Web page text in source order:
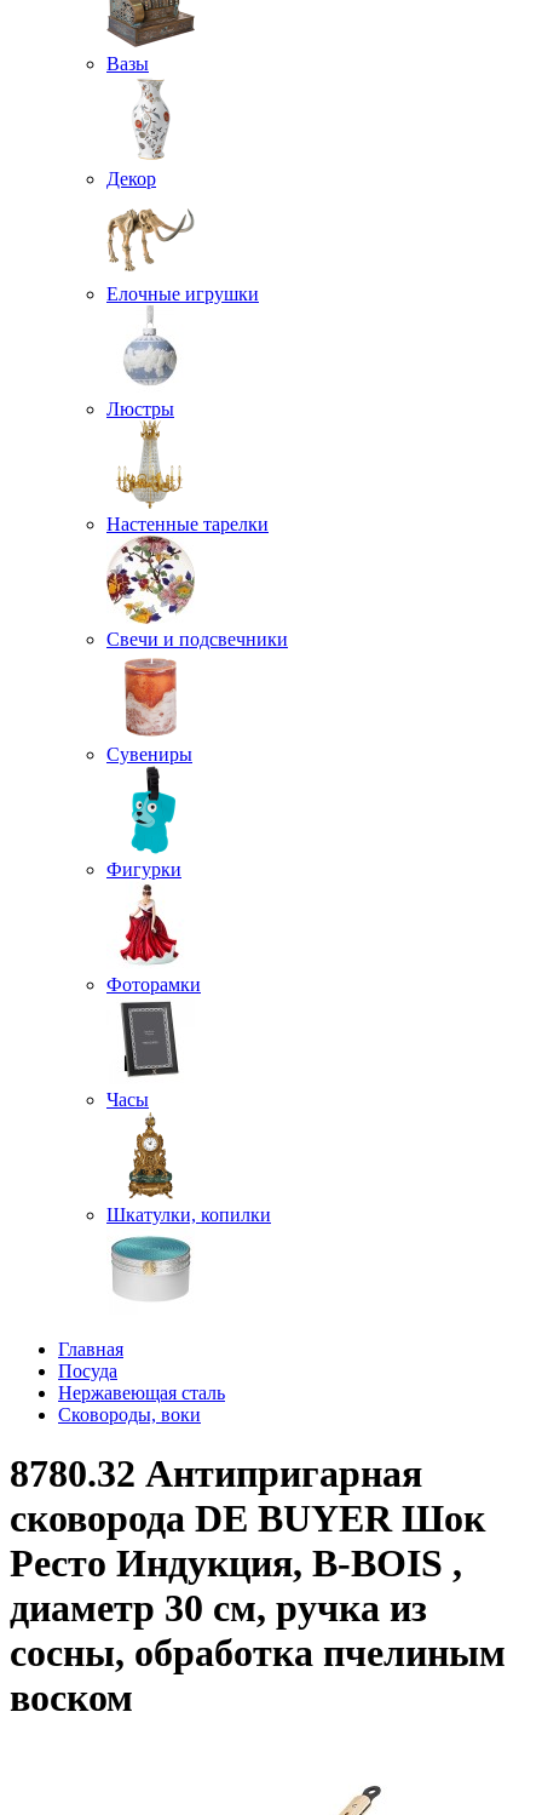
Вазы
Декор
Елочные игрушки
Люстры
Настенные тарелки
Свечи и подсвечники
Сувениры
Фигурки
Фоторамки
Часы
Шкатулки, копилки
Главная
Посуда
Нержавеющая сталь
Сковороды, воки
8780.32 Антипригарная
сковорода DE BUYER Шок
Ресто Индукция, В-BOIS ,
диаметр 30 см, ручка из
сосны, обработка пчелиным
воском